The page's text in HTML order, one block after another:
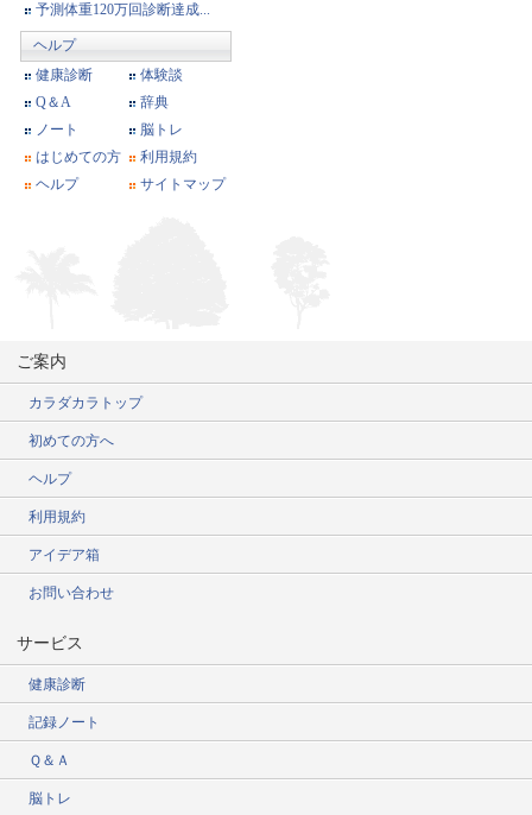
予測体重120万回診断達成...
ヘルプ
健康診断
体験談
Q＆A
辞典
ノート
脳トレ
はじめての方
利用規約
ヘルプ
サイトマップ
ご案内
カラダカラトップ
初めての方へ
ヘルプ
利用規約
アイデア箱
お問い合わせ
サービス
健康診断
記録ノート
Ｑ＆Ａ
脳トレ